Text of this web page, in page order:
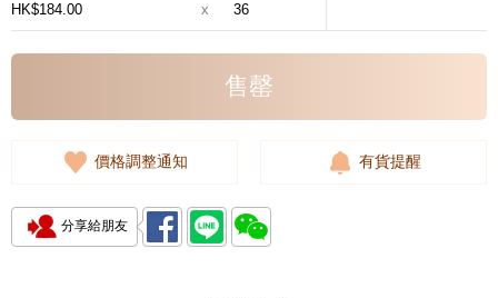
HK$184.00 x 36
售罄
價格調整通知 有貨提醒
分享給朋友